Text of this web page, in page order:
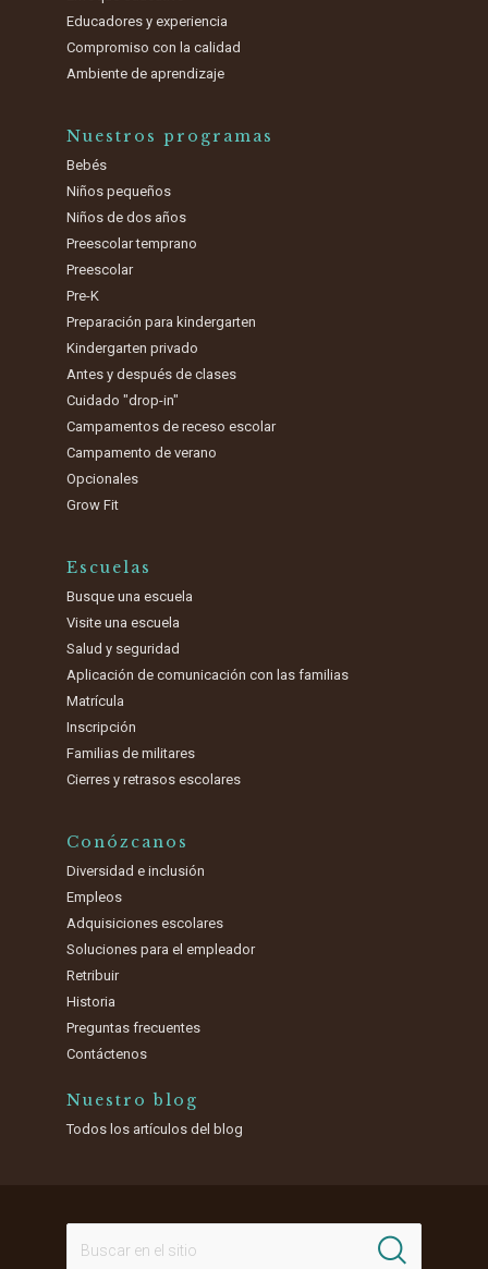
Educadores y experiencia
Compromiso con la calidad
Ambiente de aprendizaje
Nuestros programas
Bebés
Niños pequeños
Niños de dos años
Preescolar temprano
Preescolar
Pre-K
Preparación para kindergarten
Kindergarten privado
Antes y después de clases
Cuidado "drop-in"
Campamentos de receso escolar
Campamento de verano
Opcionales
Grow Fit
Escuelas
Busque una escuela
Visite una escuela
Salud y seguridad
Aplicación de comunicación con las familias
Matrícula
Inscripción
Familias de militares
Cierres y retrasos escolares
Conózcanos
Diversidad e inclusión
Empleos
Adquisiciones escolares
Soluciones para el empleador
Retribuir
Historia
Preguntas frecuentes
Contáctenos
Nuestro blog
Todos los artículos del blog